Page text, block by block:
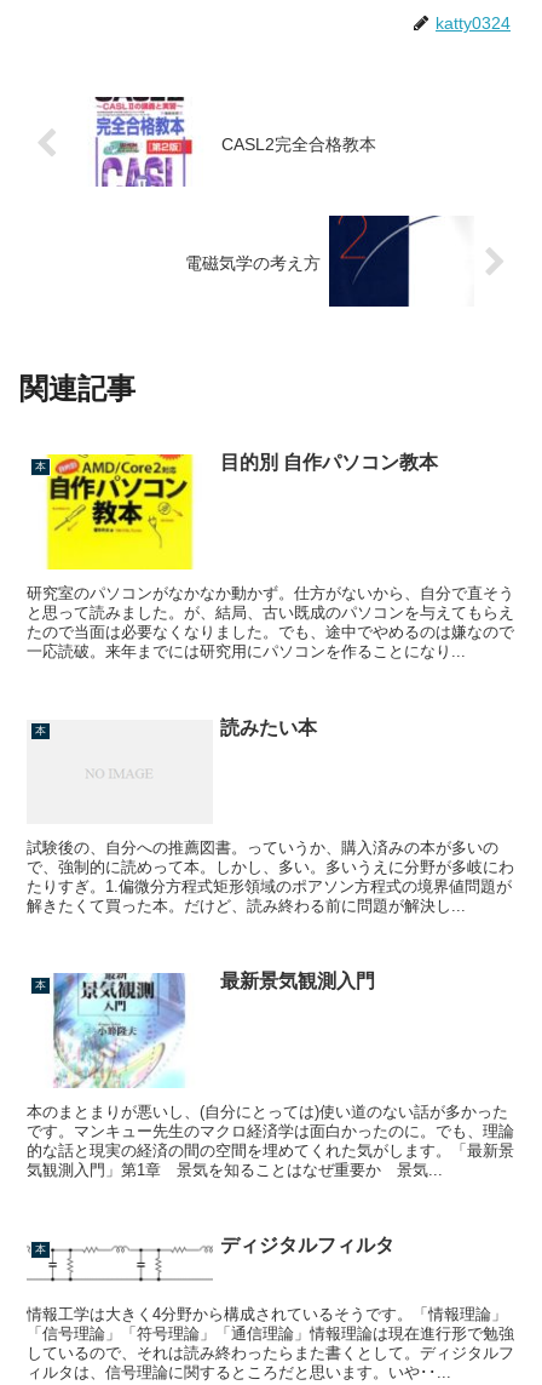
katty0324
CASL2完全合格教本
電磁気学の考え方
関連記事
本 目的別 自作パソコン教本
研究室のパソコンがなかなか動かず。仕方がないから、自分で直そう
と思って読みました。が、結局、古い既成のパソコンを与えてもらえ
たので当面は必要なくなりました。でも、途中でやめるのは嫌なので
一応読破。来年までには研究用にパソコンを作ることになり...
本 読みたい本
試験後の、自分への推薦図書。っていうか、購入済みの本が多いの
で、強制的に読めって本。しかし、多い。多いうえに分野が多岐にわ
たりすぎ。1.偏微分方程式矩形領域のポアソン方程式の境界値問題が
解きたくて買った本。だけど、読み終わる前に問題が解決し...
本 最新景気観測入門
本のまとまりが悪いし、(自分にとっては)使い道のない話が多かった
です。マンキュー先生のマクロ経済学は面白かったのに。でも、理論
的な話と現実の経済の間の空間を埋めてくれた気がします。「最新景
気観測入門」第1章 景気を知ることはなぜ重要か 景気...
本 ディジタルフィルタ
情報工学は大きく4分野から構成されているそうです。「情報理論」
「信号理論」「符号理論」「通信理論」情報理論は現在進行形で勉強
しているので、それは読み終わったらまた書くとして。ディジタルフ
ィルタは、信号理論に関するところだと思います。いや･･...